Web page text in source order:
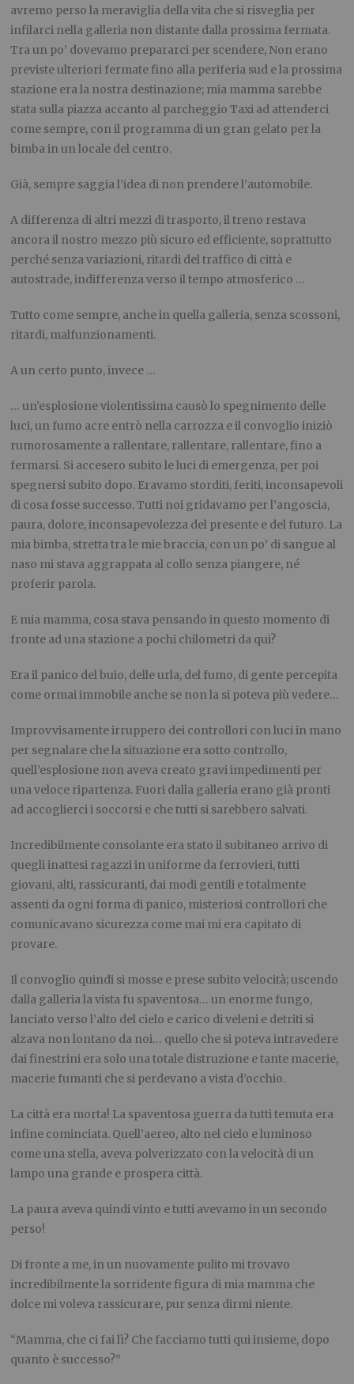
avremo perso la meraviglia della vita che si risveglia per
infilarci nella galleria non distante dalla prossima fermata.
Tra un po’ dovevamo prepararci per scendere, Non erano
previste ulteriori fermate fino alla periferia sud e la prossima
stazione era la nostra destinazione; mia mamma sarebbe
stata sulla piazza accanto al parcheggio Taxi ad attenderci
come sempre, con il programma di un gran gelato per la
bimba in un locale del centro.
Già, sempre saggia l’idea di non prendere l’automobile.
A differenza di altri mezzi di trasporto, il treno restava
ancora il nostro mezzo più sicuro ed efficiente, soprattutto
perché senza variazioni, ritardi del traffico di città e
autostrade, indifferenza verso il tempo atmosferico …
Tutto come sempre, anche in quella galleria, senza scossoni,
ritardi, malfunzionamenti.
A un certo punto, invece …
… un’esplosione violentissima causò lo spegnimento delle
luci, un fumo acre entrò nella carrozza e il convoglio iniziò
rumorosamente a rallentare, rallentare, rallentare, fino a
fermarsi. Si accesero subito le luci di emergenza, per poi
spegnersi subito dopo. Eravamo storditi, feriti, inconsapevoli
di cosa fosse successo. Tutti noi gridavamo per l’angoscia,
paura, dolore, inconsapevolezza del presente e del futuro. La
mia bimba, stretta tra le mie braccia, con un po’ di sangue al
naso mi stava aggrappata al collo senza piangere, né
proferir parola.
E mia mamma, cosa stava pensando in questo momento di
fronte ad una stazione a pochi chilometri da qui?
Era il panico del buio, delle urla, del fumo, di gente percepita
come ormai immobile anche se non la si poteva più vedere…
Improvvisamente irruppero dei controllori con luci in mano
per segnalare che la situazione era sotto controllo,
quell’esplosione non aveva creato gravi impedimenti per
una veloce ripartenza. Fuori dalla galleria erano già pronti
ad accoglierci i soccorsi e che tutti si sarebbero salvati.
Incredibilmente consolante era stato il subitaneo arrivo di
quegli inattesi ragazzi in uniforme da ferrovieri, tutti
giovani, alti, rassicuranti, dai modi gentili e totalmente
assenti da ogni forma di panico, misteriosi controllori che
comunicavano sicurezza come mai mi era capitato di
provare.
Il convoglio quindi si mosse e prese subito velocità; uscendo
dalla galleria la vista fu spaventosa… un enorme fungo,
lanciato verso l’alto del cielo e carico di veleni e detriti si
alzava non lontano da noi… quello che si poteva intravedere
dai finestrini era solo una totale distruzione e tante macerie,
macerie fumanti che si perdevano a vista d’occhio.
La città era morta! La spaventosa guerra da tutti temuta era
infine cominciata. Quell’aereo, alto nel cielo e luminoso
come una stella, aveva polverizzato con la velocità di un
lampo una grande e prospera città.
La paura aveva quindi vinto e tutti avevamo in un secondo
perso!
Di fronte a me, in un nuovamente pulito mi trovavo
incredibilmente la sorridente figura di mia mamma che
dolce mi voleva rassicurare, pur senza dirmi niente.
“Mamma, che ci fai lì? Che facciamo tutti qui insieme, dopo
quanto è successo?”